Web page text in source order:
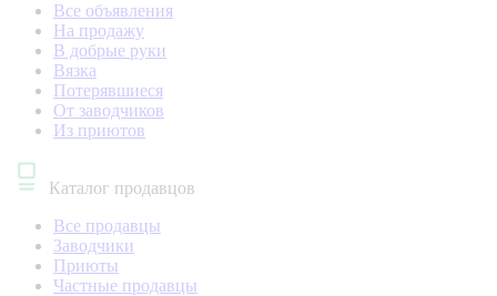
Все объявления
На продажу
В добрые руки
Вязка
Потерявшиеся
От заводчиков
Из приютов
Каталог продавцов
Все продавцы
Заводчики
Приюты
Частные продавцы